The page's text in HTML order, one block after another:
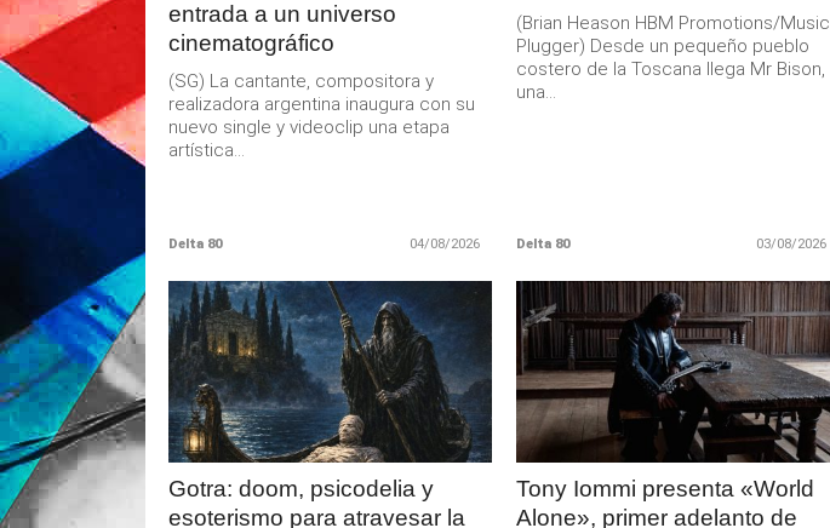
entrada a un universo
cinematográfico
(SG) La cantante, compositora y
realizadora argentina inaugura con su
nuevo single y videoclip una etapa
artística...
Delta 80 04/08/2026
(Brian Heason HBM Promotions/Music
Plugger) Desde un pequeño pueblo
costero de la Toscana llega Mr Bison,
una...
Delta 80 03/08/2026
LEER
MAS
Gotra: doom, psicodelia y
esoterismo para atravesar la
LEER
MAS
Tony Iommi presenta «World
Alone», primer adelanto de